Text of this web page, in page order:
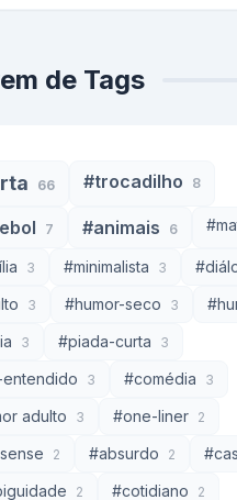
de Tags
66 #trocadilho 8
7 #animais 6
3 #minimalista 3
3 #humor-seco 3
3 #piada-curta 3
entendido 3 #comédia 3
adulto 3 #one-liner 2
2 #absurdo 2
2 #cotidiano 2